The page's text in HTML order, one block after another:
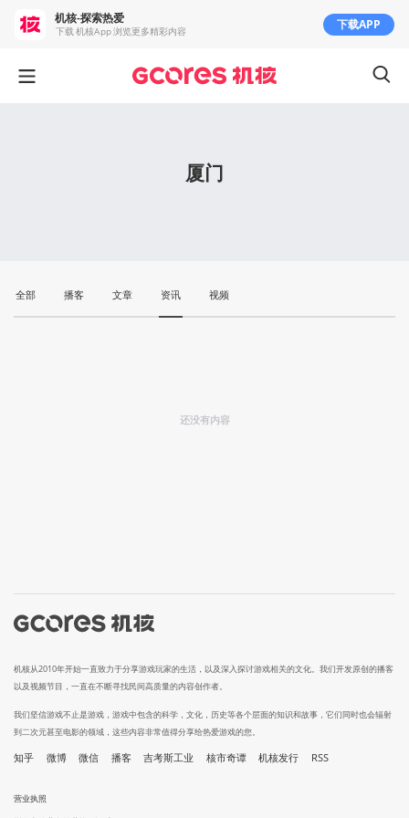
厦门
全部 播客 文章 资讯 视频
还没有内容
机核从2010年开始一直致力于分享游戏玩家的生活，以及深入探讨游戏相关的文化。我们开发原创的播客
以及视频节目，一直在不断寻找民间高质量的内容创作者。
我们坚信游戏不止是游戏，游戏中包含的科学，文化，历史等各个层面的知识和故事，它们同时也会辐射
到二次元甚至电影的领域，这些内容非常值得分享给热爱游戏的您。
知乎 微博 微信 播客 吉考斯工业 核市奇谭 机核发行 RSS
营业执照
机核-探索热爱
下载 机核App 浏览更多精彩内容 下载APP